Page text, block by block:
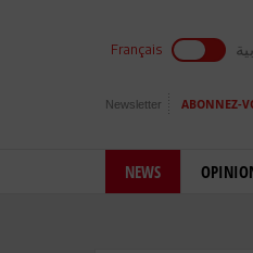
Français
Newsletter ABONNEZ-
NEWS